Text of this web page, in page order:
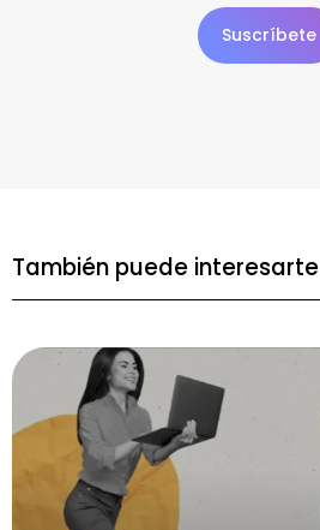
También puede interesarte